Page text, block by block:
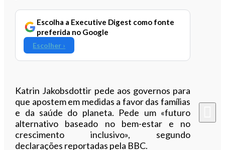
Escolha a Executive Digest como fonte
preferida no Google
Escolher ›
Katrin Jakobsdottir pede aos governos para
que apostem em medidas a favor das famílias
e da saúde do planeta. Pede um «futuro
alternativo baseado no bem-estar e no
crescimento inclusivo», segundo
declarações reportadas pela BBC.